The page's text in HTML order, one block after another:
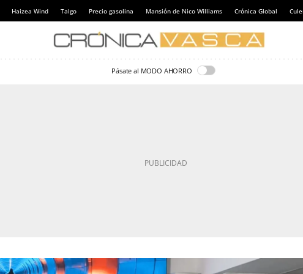
Haizea Wind Talgo Precio gasolina Mansión de Nico Williams Crónica Global
Pásate al MODO AHORRO